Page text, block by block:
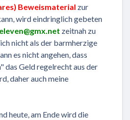
Beweismaterial zur
wird eindringlich gebeten
zeitnah zu
nicht als der barmherzige
es nicht angehen, dass
das Geld regelrecht aus der
daher auch meine
heute, am Ende wird die